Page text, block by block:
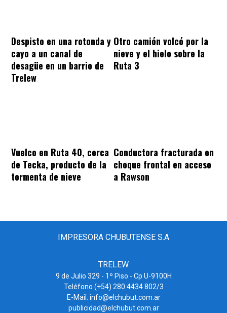
Despisto en una rotonda y
cayo a un canal de
desagüe en un barrio de
Trelew
Otro camión volcó por la
nieve y el hielo sobre la
Ruta 3
Vuelco en Ruta 40, cerca
de Tecka, producto de la
tormenta de nieve
Conductora fracturada en
choque frontal en acceso
a Rawson
IMPRESORA CHUBUTENSE S.A
TRELEW
9 de Julio 329 - 1º Piso - Cp U-9100H
Teléfono (+54) 280 4434 802/3
E-Mail: info@elchubut.com.ar
publicidad@elchubut.com.ar